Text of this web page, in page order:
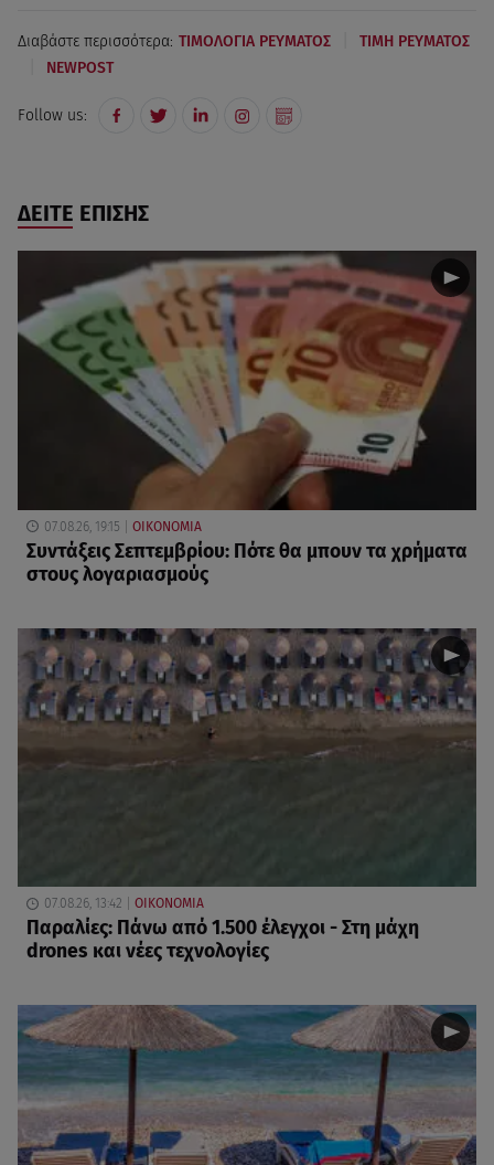
Διαβάστε περισσότερα: ΤΙΜΟΛΟΓΙΑ ΡΕΥΜΑΤΟΣ ΤΙΜΗ ΡΕΥΜΑΤΟΣ
NEWPOST
Follow us:
ΔΕΙΤΕ ΕΠΙΣΗΣ
07.08.26, 19:15 ΟΙΚΟΝΟΜΙΑ
Συντάξεις Σεπτεμβρίου: Πότε θα μπουν τα χρήματα
στους λογαριασμούς
07.08.26, 13:42 ΟΙΚΟΝΟΜΙΑ
Παραλίες: Πάνω από 1.500 έλεγχοι - Στη μάχη
drones και νέες τεχνολογίες